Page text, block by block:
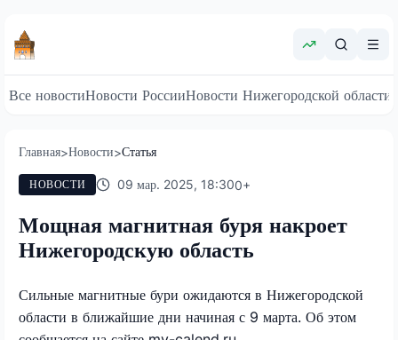
Все новостиНовости РоссииНовости Нижегородской области
Главная>Новости>Статья
НОВОСТИ 09 мар. 2025, 18:300+
Мощная магнитная буря накроет
Нижегородскую область
Сильные магнитные бури ожидаются в Нижегородской
области в ближайшие дни начиная с 9 марта. Об этом